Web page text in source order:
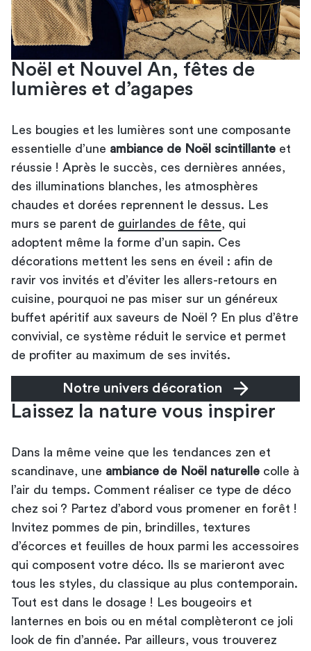
Noël et Nouvel An, fêtes de
lumières et d’agapes
Les bougies et les lumières sont une composante
essentielle d’une ambiance de Noël scintillante et
réussie ! Après le succès, ces dernières années,
des illuminations blanches, les atmosphères
chaudes et dorées reprennent le dessus. Les
murs se parent de guirlandes de fête , qui
adoptent même la forme d’un sapin. Ces
décorations mettent les sens en éveil : afin de
ravir vos invités et d’éviter les allers-retours en
cuisine, pourquoi ne pas miser sur un généreux
buffet apéritif aux saveurs de Noël ? En plus d’être
convivial, ce système réduit le service et permet
de profiter au maximum de ses invités.
Notre univers décoration
Laissez la nature vous inspirer
Dans la même veine que les tendances zen et
scandinave, une ambiance de Noël naturelle colle à
l’air du temps. Comment réaliser ce type de déco
chez soi ? Partez d’abord vous promener en forêt !
Invitez pommes de pin, brindilles, textures
d’écorces et feuilles de houx parmi les accessoires
qui composent votre déco. Ils se marieront avec
tous les styles, du classique au plus contemporain.
Tout est dans le dosage ! Les bougeoirs et
lanternes en bois ou en métal complèteront ce joli
look de fin d’année. Par ailleurs, vous trouverez